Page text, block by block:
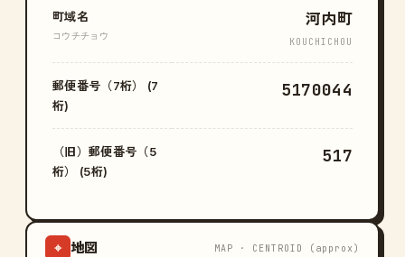
町域名
コウチチョウ
河内町
KOUCHICHOU
郵便番号（7桁） (7
桁)
5170044
（旧）郵便番号（5
桁） (5桁)
517
⌖ 地図 MAP · CENTROID (approx)